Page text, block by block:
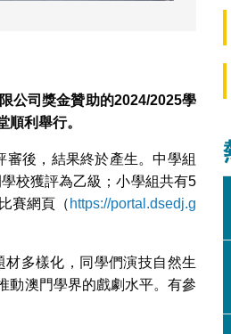
公司獎金贊助的2024/2025學
順利舉行。
後，結果終於產生。中學組
校獲評為乙級；小學組共有5
賽網頁（ https://portal.dsedj.g
多樣化，同學們演技自然生
動澳門學界的戲劇水平。有參